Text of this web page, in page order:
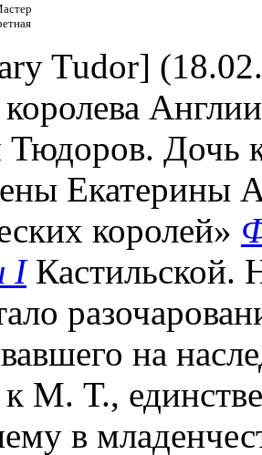
Tudor]
Тюдоров. Дочь
Екатерины
королей»
IКастильской.
на
к М. Т.,
в